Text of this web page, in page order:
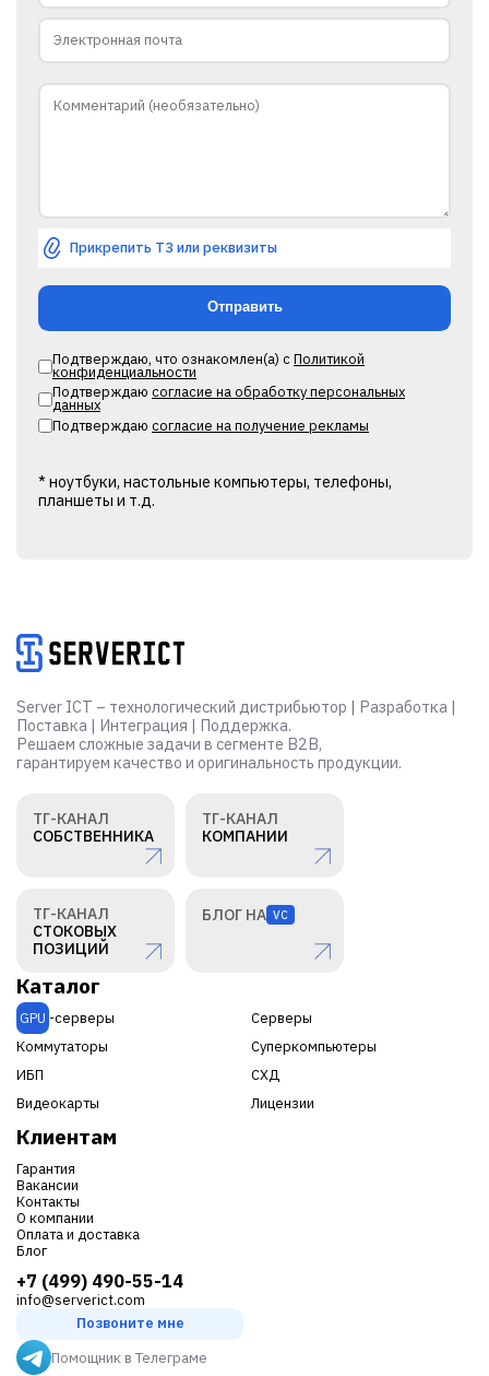
Прикрепить ТЗ или реквизиты
Подтверждаю, что ознакомлен(а) сПолитикой
конфиденциальности
Подтверждаю согласие на обработку персональных
данных
Подтверждаю согласие на получение рекламы
* ноутбуки, настольные компьютеры, телефоны,
планшеты и т.д.
Server ICT – технологический дистрибьютор | Разработка |
Поставка | Интеграция | Поддержка.
Решаем сложные задачи в сегменте B2B,
гарантируем качество и оригинальность продукции.
ТГ-КАНАЛ
СОБСТВЕННИКА
ТГ-КАНАЛ
КОМПАНИИ
ТГ-КАНАЛ
СТОКОВЫХ
ПОЗИЦИЙ
БЛОГ НА VC
Каталог
GPU -серверы
Серверы
Коммутаторы
Суперкомпьютеры
ИБП
СХД
Видеокарты
Лицензии
Клиентам
Гарантия
Вакансии
Контакты
О компании
Оплата и доставка
Блог
+7 (499) 490-55-14
info@serverict.com
Позвоните мне
Помощник в Телеграме